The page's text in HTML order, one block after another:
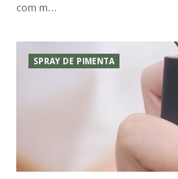
com m…
SPRAY DE PIMENTA